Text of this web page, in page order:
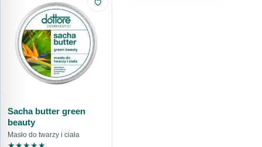
Sacha butter green
beauty
Masło do twarzy i ciała
★★★★★